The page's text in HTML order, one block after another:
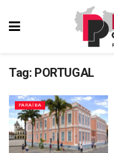
Tag: PORTUGAL
PARAÍBA